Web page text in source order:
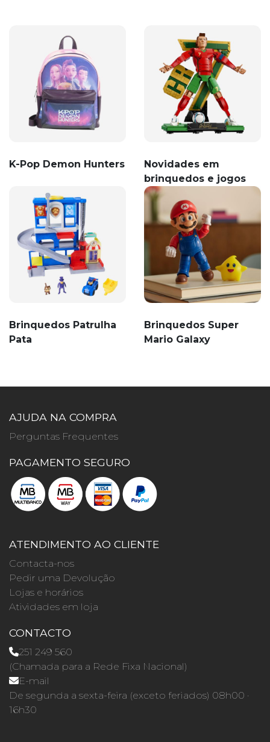
K-Pop Demon Hunters
Novidades em
brinquedos e jogos
Brinquedos Patrulha
Pata
Brinquedos Super
Mario Galaxy
AJUDA NA COMPRA
Perguntas Frequentes
PAGAMENTO SEGURO
ATENDIMENTO AO CLIENTE
Contacta-nos
Pedir uma Devolução
Lojas e horários
Atividades em loja
CONTACTO
251 249 560
(Chamada para a Rede Fixa Nacional)
E-mail
De segunda a sexta-feira (exceto feriados) 08h00 ·
16h30